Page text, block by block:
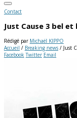
Contact
Just Cause 3 bel
Rédigé par Michaël KIPPO
Accueil / Breaking news / Just
Facebook Twitter Email